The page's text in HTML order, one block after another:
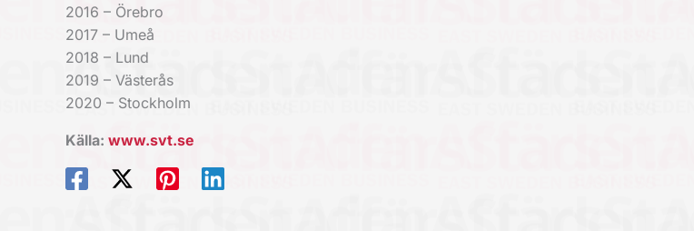
2016 – Örebro
2017 – Umeå
2018 – Lund
2019 – Västerås
2020 – Stockholm
Källa: www.svt.se